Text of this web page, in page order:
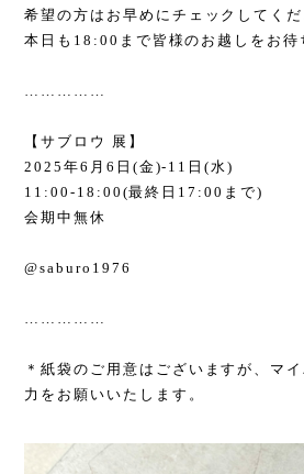
希望の方はお早めにチェックしてくだ
本日も18:00まで皆様のお越しをお待
……………
【サブロウ 展】
2025年6月6日(金)-11日(水)
11:00-18:00(最終日17:00まで)
会期中無休
@saburo1976
……………
＊紙袋のご用意はございますが、マ
力をお願いいたします。